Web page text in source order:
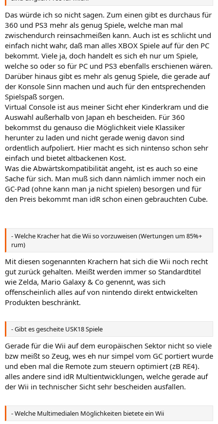
Das würde ich so nicht sagen. Zum einen gibt es durchaus für
360 und PS3 mehr als genug Spiele, welche man mal
zwischendurch reinsachmeißen kann. Auch ist es schlicht und
einfach nicht wahr, daß man alles XBOX Spiele auf für den PC
bekommt. Viele ja, doch handelt es sich eh nur um Spiele,
welche so oder so für PC und PS3 ebenfalls erschienen wären.
Darüber hinaus gibt es mehr als genug Spiele, die gerade auf
der Konsole Sinn machen und auch für den entsprechenden
Spielspaß sorgen.
Virtual Console ist aus meiner Sicht eher Kinderkram und die
Auswahl außerhalb von Japan eh bescheiden. Für 360
bekommst du genauso die Möglichkeit viele Klassiker
herunter zu laden und nicht gerade wenig davon sind
ordentlich aufpoliert. Hier macht es sich nintenso schon sehr
einfach und bietet altbackenen Kost.
Was die Abwärtskompatibilität angeht, ist es auch so eine
Sache für sich. Man muß sich dann nämlich immer noch ein
GC-Pad (ohne kann man ja nicht spielen) besorgen und für
den Preis bekommt man idR schon einen gebrauchten Cube.
- Welche Kracher hat die Wii so vorzuweisen (Wertungen um 85%+
rum)
Mit diesen sogenannten Krachern hat sich die Wii noch recht
gut zurück gehalten. Meißt werden immer so Standardtitel
wie Zelda, Mario Galaxy & Co genennt, was sich
offenscheinlich alles auf von nintendo direkt entwickelten
Produkten beschränkt.
- Gibt es gescheite USK18 Spiele
Gerade für die Wii auf dem europäischen Sektor nicht so viele
bzw meißt so Zeug, wes eh nur simpel vom GC portiert wurde
und eben mal die Remote zum steuern optimiert (zB RE4).
alles andere sind idR Multientwicklungen, welche gerade auf
der Wii in technischer Sicht sehr bescheiden ausfallen.
- Welche Multimedialen Möglichkeiten bietete ein Wii